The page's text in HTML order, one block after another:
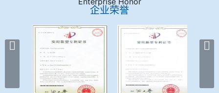
企业荣誉